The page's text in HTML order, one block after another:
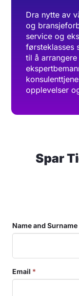
Dra nytte av
og
service og
førsteklasses
til å
opplevelser
Spar
Name and Surname
Email *